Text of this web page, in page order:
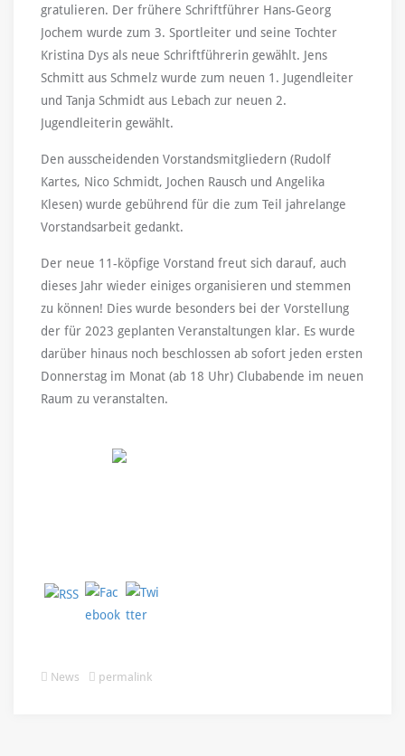
gratulieren. Der frühere Schriftführer Hans-Georg
Jochem wurde zum 3. Sportleiter und seine Tochter
Kristina Dys als neue Schriftführerin gewählt. Jens
Schmitt aus Schmelz wurde zum neuen 1. Jugendleiter
und Tanja Schmidt aus Lebach zur neuen 2.
Jugendleiterin gewählt.
Den ausscheidenden Vorstandsmitgliedern (Rudolf
Kartes, Nico Schmidt, Jochen Rausch und Angelika
Klesen) wurde gebührend für die zum Teil jahrelange
Vorstandsarbeit gedankt.
Der neue 11-köpfige Vorstand freut sich darauf, auch
dieses Jahr wieder einiges organisieren und stemmen
zu können! Dies wurde besonders bei der Vorstellung
der für 2023 geplanten Veranstaltungen klar. Es wurde
darüber hinaus noch beschlossen ab sofort jeden ersten
Donnerstag im Monat (ab 18 Uhr) Clubabende im neuen
Raum zu veranstalten.
News permalink